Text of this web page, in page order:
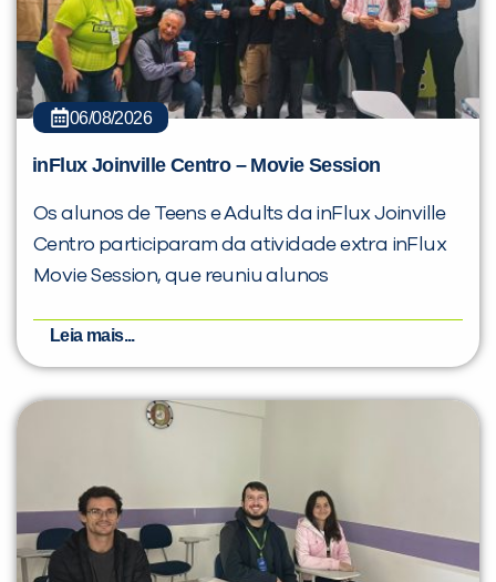
06/08/2026
inFlux Joinville Centro – Movie Session
Os alunos de Teens e Adults da inFlux Joinville
Centro participaram da atividade extra inFlux
Movie Session, que reuniu alunos
Leia mais...